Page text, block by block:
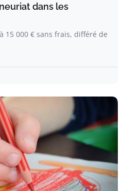
dans les
15 000 € sans frais, différé de